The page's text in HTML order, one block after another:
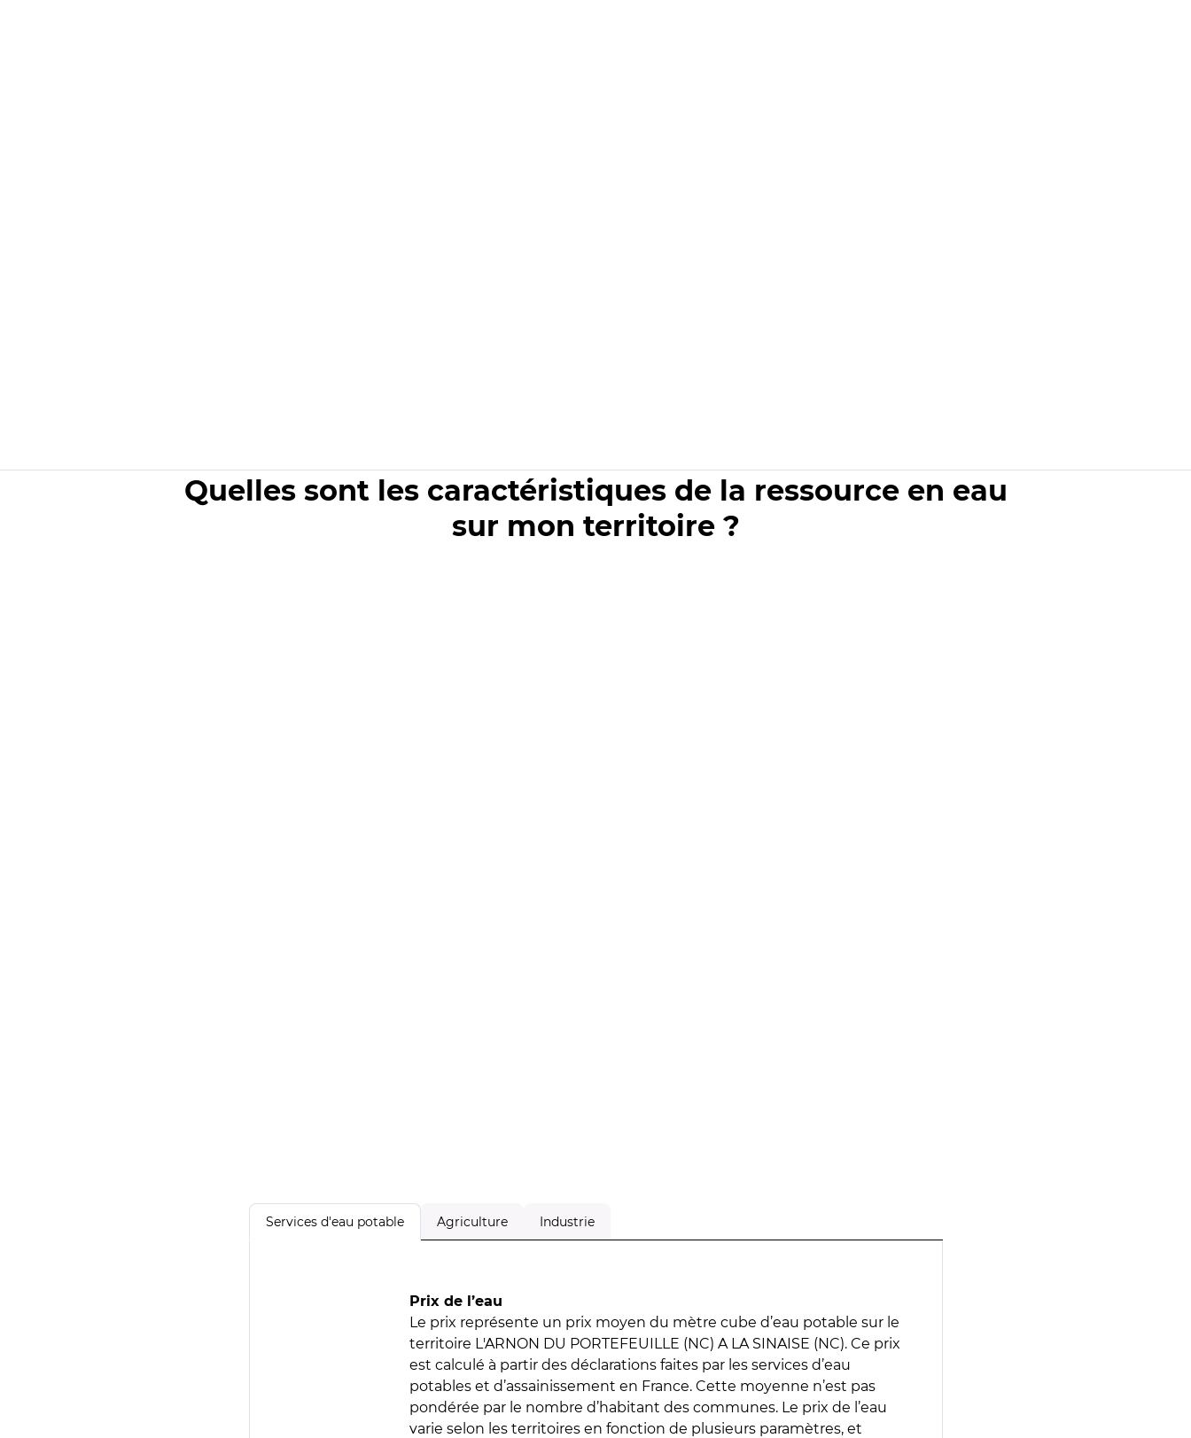
Quelles sont les caractéristiques de la ressource en eau
sur mon territoire ?
Services d'eau potable Agriculture Industrie
Prix de l’eau
Le prix représente un prix moyen du mètre cube d’eau potable sur le
territoire L'ARNON DU PORTEFEUILLE (NC) A LA SINAISE (NC). Ce prix
est calculé à partir des déclarations faites par les services d’eau
potables et d’assainissement en France. Cette moyenne n’est pas
pondérée par le nombre d’habitant des communes. Le prix de l’eau
varie selon les territoires en fonction de plusieurs paramètres, et